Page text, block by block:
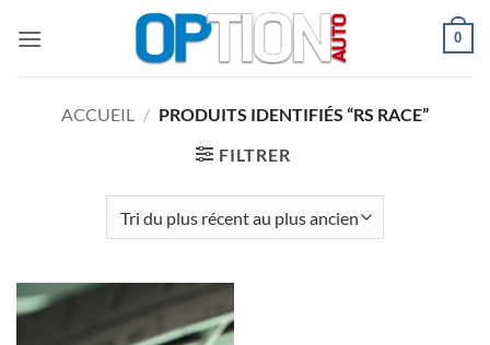
0
ACCUEIL / PRODUITS IDENTIFIÉS “RS RACE”
FILTRER